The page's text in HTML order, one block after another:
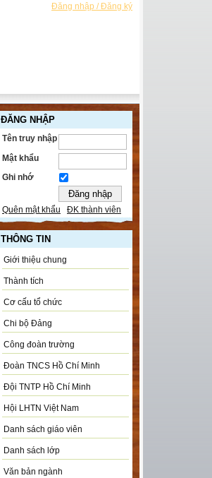
Đăng nhập / Đăng ký
ĐĂNG NHẬP
Tên truy nhập
Mật khẩu
Ghi nhớ
Quên mật khẩu ĐK thành viên
THÔNG TIN
Giới thiệu chung
Thành tích
Cơ cấu tổ chức
Chi bộ Đảng
Công đoàn trường
Đoàn TNCS Hồ Chí Minh
Đội TNTP Hồ Chí Minh
Hội LHTN Việt Nam
Danh sách giáo viên
Danh sách lớp
Văn bản ngành